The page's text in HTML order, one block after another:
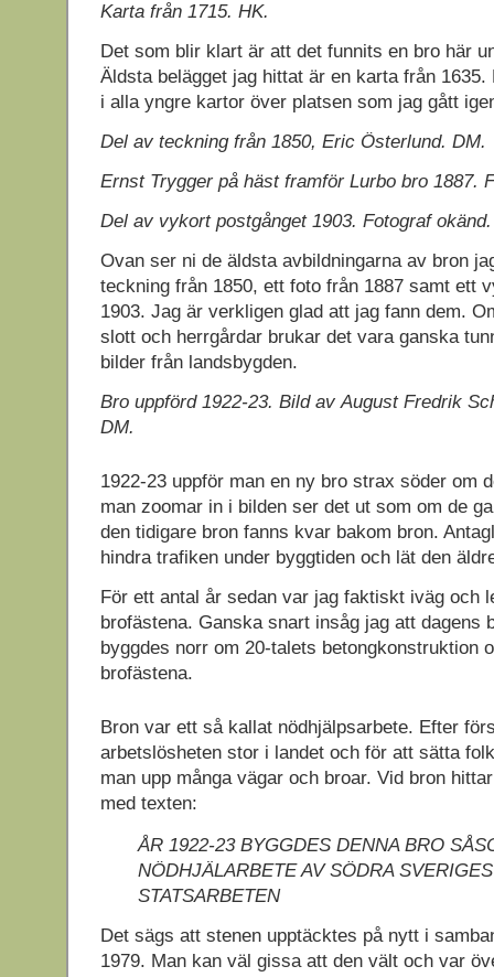
Karta från 1715. HK.
Det som blir klart är att det funnits en bro här
Äldsta belägget jag hittat är en karta från 1635.
i alla yngre kartor över platsen som jag gått
Del av teckning från 1850, Eric Österlund. DM.
Ernst Trygger på häst framför Lurbo bro 1887.
Del av vykort postgånget 1903. Fotograf okänd.
Ovan ser ni de äldsta avbildningarna av bron
teckning från 1850, ett foto från 1887 samt ett
1903. Jag är verkligen glad att jag fann dem.
slott och herrgårdar brukar det vara ganska
bilder från landsbygden.
Bro uppförd 1922-23. Bild av August Fredrik
DM.
1922-23 uppför man en ny bro strax söder om
man zoomar in i bilden ser det ut som om de
den tidigare bron fanns kvar bakom bron.
hindra trafiken under byggtiden och lät den
För ett antal år sedan var jag faktiskt iväg och
brofästena. Ganska snart insåg jag att dagens
byggdes norr om 20-talets betongkonstruktion
brofästena.
Bron var ett så kallat nödhjälpsarbete. Efter
arbetslösheten stor i landet och för att sätta
man upp många vägar och broar. Vid bron
med texten:
ÅR 1922-23 BYGGDES DENNA BRO
NÖDHJÄLARBETE AV SÖDRA SVERIGES
STATSARBETEN
Det sägs att stenen upptäcktes på nytt i
1979. Man kan väl gissa att den vält och var